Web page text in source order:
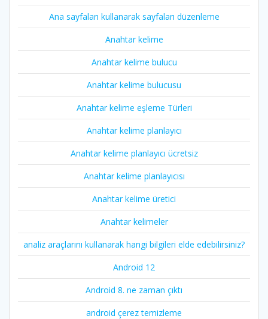
Ana sayfaları kullanarak sayfaları düzenleme
Anahtar kelime
Anahtar kelime bulucu
Anahtar kelime bulucusu
Anahtar kelime eşleme Türleri
Anahtar kelime planlayıcı
Anahtar kelime planlayıcı ücretsiz
Anahtar kelime planlayıcısı
Anahtar kelime üretici
Anahtar kelimeler
analiz araçlarını kullanarak hangi bilgileri elde edebilirsiniz?
Android 12
Android 8. ne zaman çıktı
android çerez temizleme